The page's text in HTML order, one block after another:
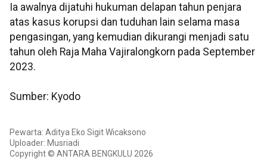
Ia awalnya dijatuhi hukuman delapan tahun penjara
atas kasus korupsi dan tuduhan lain selama masa
pengasingan, yang kemudian dikurangi menjadi satu
tahun oleh Raja Maha Vajiralongkorn pada September
2023.
Sumber: Kyodo
Pewarta: Aditya Eko Sigit Wicaksono
Uploader: Musriadi
Copyright © ANTARA BENGKULU 2026